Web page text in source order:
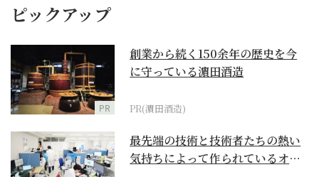
ピックアップ
PR
創業から続く150余年の歴史を今
に守っている濵田酒造
PR(濵田酒造)
最先端の技術と技術者たちの熱い
気持ちによって作られているオー